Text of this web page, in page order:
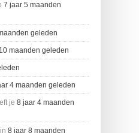
7 jaar 5 maanden
geleden
maanden geleden
4 maanden geleden
je 8 jaar 4 maanden
8 jaar 8 maanden